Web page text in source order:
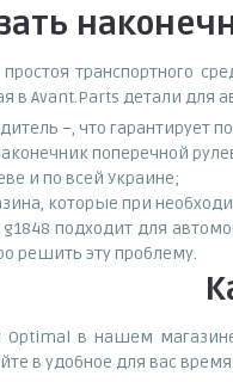
транспортного
Avant.Parts детали для
–, что гарантирует
поперечной
и по всей Украине;
которые при
подходит для
решить эту проблему.
Optimal в нашем
в удобное для вас